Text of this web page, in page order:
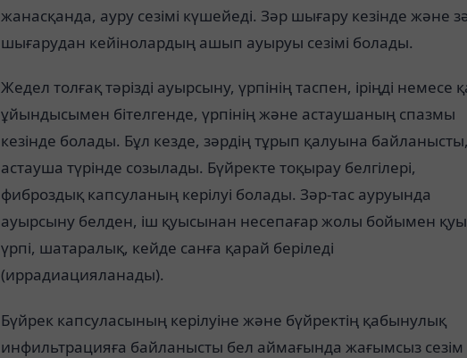
жанасқанда, ауру сезімі күшейеді. Зәр шығару кезінде және
шығарудан кейінолардың ашып ауыруы сезімі болады.
Жедел толғақ тәрізді ауырсыну, үрпінің таспен, іріңді немесе
ұйындысымен бітелгенде, үрпінің және астаушаның спазмы
кезінде болады. Бұл кезде, зәрдің тұрып қалуына байланысты,
астауша түрінде созылады. Бүйректе тоқырау белгілері,
фиброздық капсуланың керілуі болады. Зәр-тас ауруында
ауырсыну белден, іш қуысынан несепағар жолы бойымен
үрпі, шатаралық, кейде санға қарай беріледі
(иррадиацияланады).
Бүйрек капсуласының керілуіне және бүйректің қабынулық
инфильтрацияға байланысты бел аймағында жағымсыз сезім